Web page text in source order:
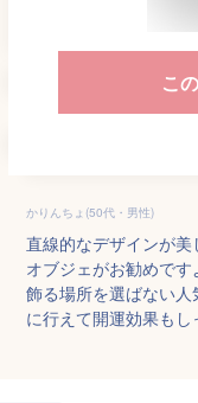
こ
かりんちょ(50代・男性)
直線的なデザインが
オブジェがお勧めで
飾る場所を選ばない
に行えて開運効果もし